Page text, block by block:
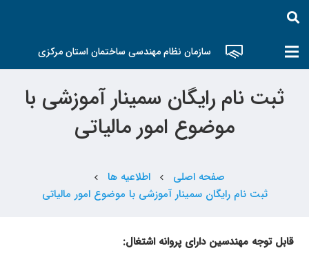
سازمان نظام مهندسی ساختمان استان مرکزی
ثبت نام رایگان سمینار آموزشی با
موضوع امور مالیاتی
صفحه اصلی chevron_left اطلاعیه ها chevron_left
ثبت نام رایگان سمینار آموزشی با موضوع امور مالیاتی
قابل توجه مهندسین دارای پروانه اشتغال: